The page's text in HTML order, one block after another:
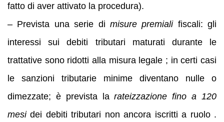
fatto di aver attivato la procedura).
– Prevista una serie di misure premialifiscali: gli
interessi sui debiti tributari maturati durante le
trattative sono ridotti alla misura legale ; in certi casi
le sanzioni tributarie minime diventano nulle o
dimezzate; è prevista larateizzazione fino a 120
mesidei debiti tributari non ancora iscritti a ruolo .